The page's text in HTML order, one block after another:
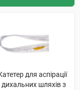
для аспірації
дихальних шляхів з